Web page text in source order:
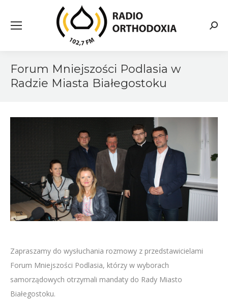
Forum Mniejszości Podlasia w
Radzie Miasta Białegostoku
Zapraszamy do wysłuchania rozmowy z przedstawicielami
Forum Mniejszości Podlasia, którzy w wyborach
samorządowych otrzymali mandaty do Rady Miasto
Białegostoku.